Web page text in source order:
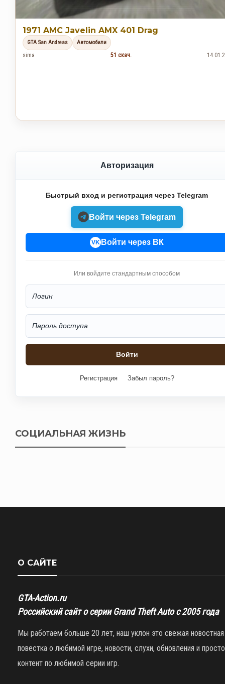
1971 AMC Javelin AMX 401 Drag
GTA San Andreas Автомобили
sima 51 скач.
Авторизация
Быстрый вход и регистрация через Telegram
Войти через Telegram
VK Войти через ВК
Или войдите стандартным способом
Регистрация Забыл пароль?
СОЦИАЛЬНАЯ ЖИЗНЬ
О САЙТЕ
GTA-Action.ru
Российский сайт о серии Grand Theft Auto с 2005 года
Мы работаем больше 20 лет, наш уклон это свежая новостная
повестка о любимой игре, новости, слухи, обновления и просто
контент по любимой серии игр.